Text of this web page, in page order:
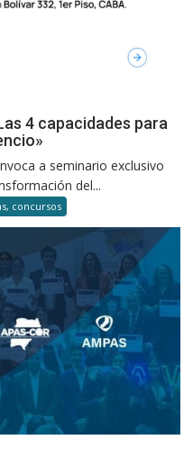
4 capacidades para
a seminario exclusivo
del...
concursos